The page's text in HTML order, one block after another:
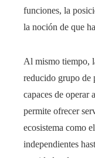
funciones, la
la noción de que
Al mismo tiempo,
reducido grupo de
capaces de operar
permite ofrecer
ecosistema como
independientes